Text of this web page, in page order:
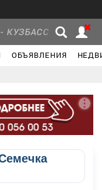
КУЗБАСС
ОБЪЯВЛЕНИЯ
Услуги